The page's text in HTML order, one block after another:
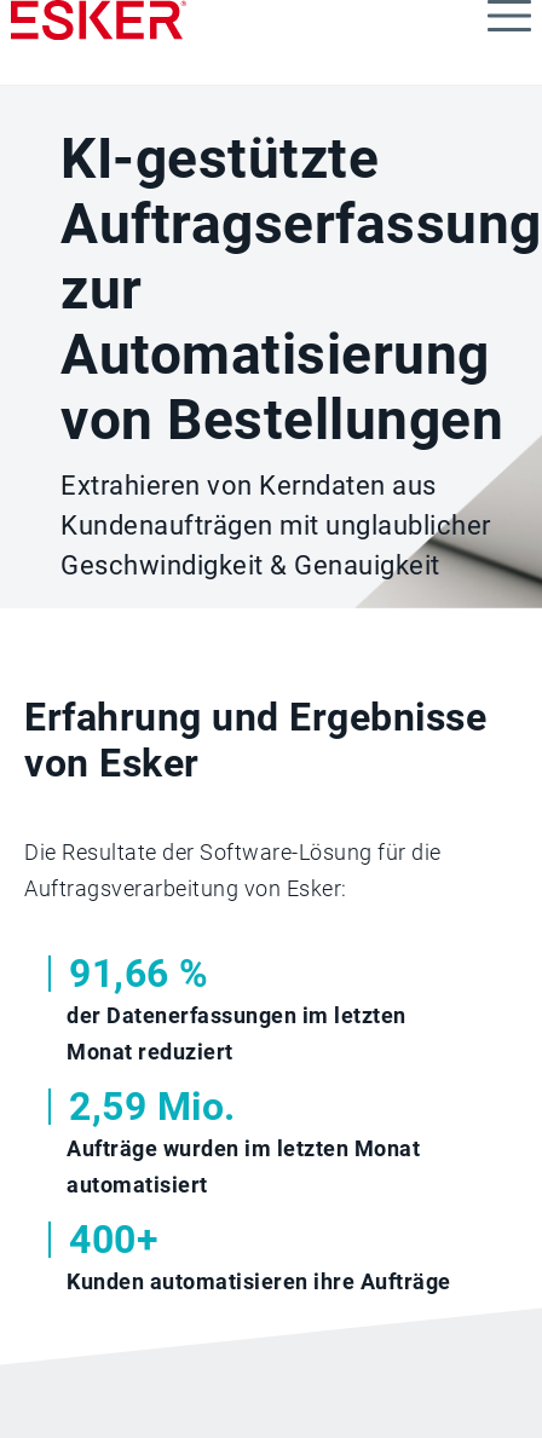
Skip
to
KI-gestützte
Auftragserfassung
zur
Automatisierung
von Bestellungen
Extrahieren von Kerndaten aus
Kundenaufträgen mit unglaublicher
Geschwindigkeit & Genauigkeit
Erfahrung und Ergebnisse
von Esker
Die Resultate der Software-Lösung für die
Auftragsverarbeitung von Esker:
91,66 %
der Datenerfassungen im letzten
Monat reduziert
2,59 Mio.
Aufträge wurden im letzten Monat
automatisiert
400+
Kunden automatisieren ihre Aufträge